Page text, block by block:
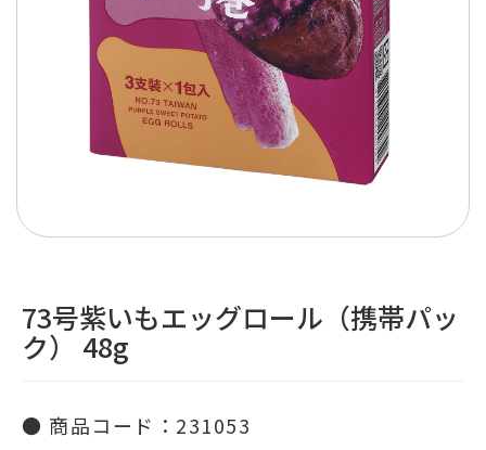
73号紫いもエッグロール（携帯パッ
ク） 48g
● 商品コード：231053